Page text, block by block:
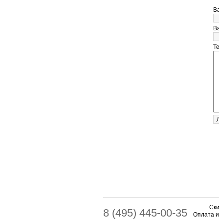
8 (495) 445-00-35
Оплата и